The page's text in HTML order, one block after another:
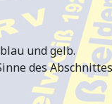
und gelb.
des